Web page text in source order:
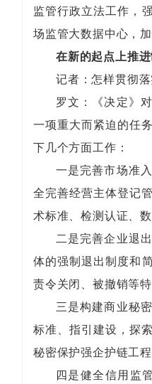
监管行政立法工作，
场监管大数据中心，
在新的起点上推
记者：怎样贯彻
罗文：《决定》
一项重大而紧迫的任
下几个方面工作：
一是完善市场准
全完善经营主体登记
术标准、检测认证、
二是完善企业退
体的强制退出制度和
责令关闭、被撤销等
三是构建商业秘
标准、指引建设，探
秘密保护强企护链工
四是健全信用监